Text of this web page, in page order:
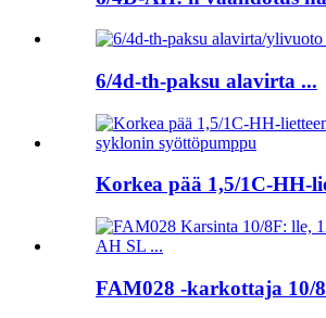
6/4d-th-paksu alavirta ...
Korkea pää 1,5/1C-HH-
FAM028 -karkottaja 10/